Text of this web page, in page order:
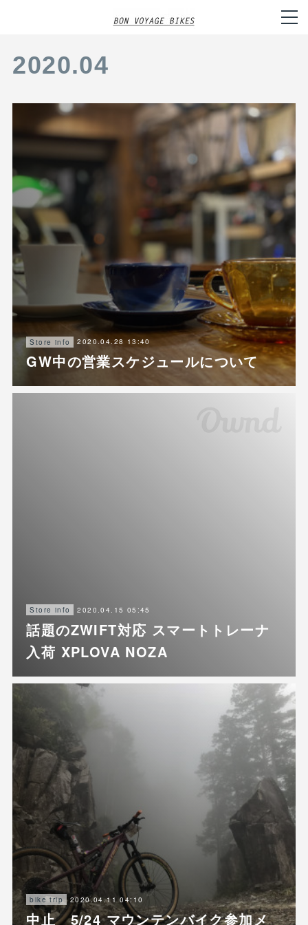
2020.04
Store info 2020.04.28 13:40
GW中の営業スケジュールについて
Store info 2020.04.15 05:45
話題のZWIFT対応 スマートトレーナ
入荷 XPLOVA NOZA
bike trip 2020.04.11 04:10
中止 5/24 マウンテンバイク参加メ